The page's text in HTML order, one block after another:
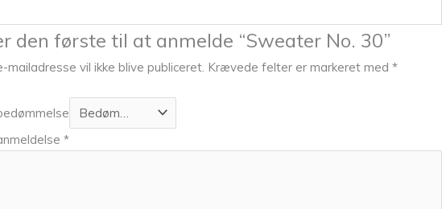
den første til at anmelde “Sweater No. 30”
mailadresse vil ikke blive publiceret. Krævede felter er markeret med *
*